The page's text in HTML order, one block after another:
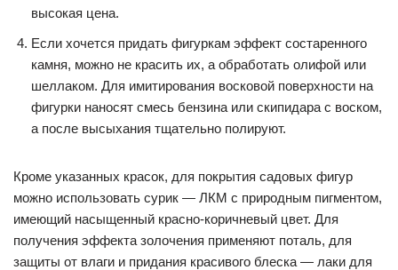
высокая цена.
Если хочется придать фигуркам эффект состаренного
камня, можно не красить их, а обработать олифой или
шеллаком. Для имитирования восковой поверхности на
фигурки наносят смесь бензина или скипидара с воском,
а после высыхания тщательно полируют.
Кроме указанных красок, для покрытия садовых фигур
можно использовать сурик — ЛКМ с природным пигментом,
имеющий насыщенный красно-коричневый цвет. Для
получения эффекта золочения применяют поталь, для
защиты от влаги и придания красивого блеска — лаки для